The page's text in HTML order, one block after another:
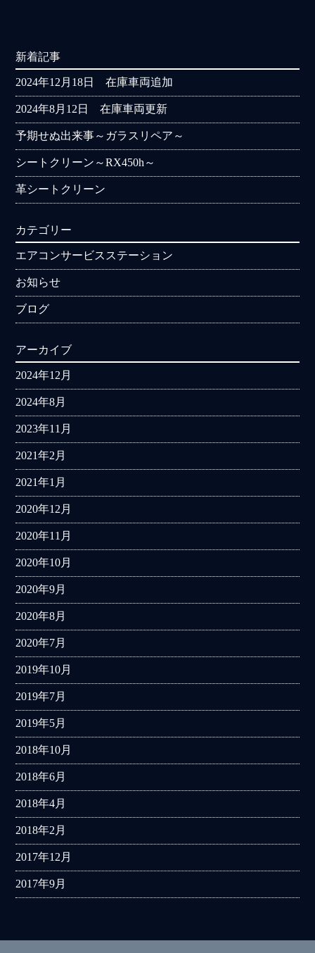
新着記事
2024年12月18日 在庫車両追加
2024年8月12日 在庫車両更新
予期せぬ出来事～ガラスリペア～
シートクリーン～RX450h～
革シートクリーン
カテゴリー
エアコンサービスステーション
お知らせ
ブログ
アーカイブ
2024年12月
2024年8月
2023年11月
2021年2月
2021年1月
2020年12月
2020年11月
2020年10月
2020年9月
2020年8月
2020年7月
2019年10月
2019年7月
2019年5月
2018年10月
2018年6月
2018年4月
2018年2月
2017年12月
2017年9月